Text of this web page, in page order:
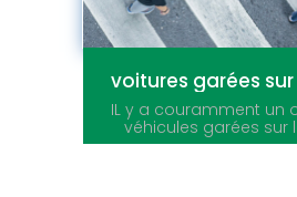
voitures garées
IL y a couramment un
véhicules garées sur